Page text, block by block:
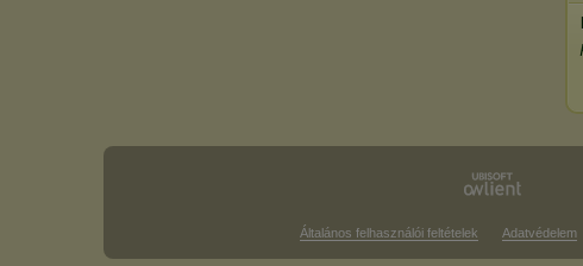
Általános felhasználói feltételek Adatvédelem